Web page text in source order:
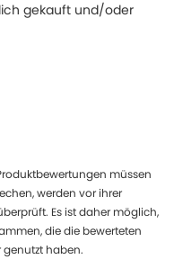
gekauft und/oder
müssen
werden vor ihrer
Es ist daher möglich,
die die bewerteten
haben.